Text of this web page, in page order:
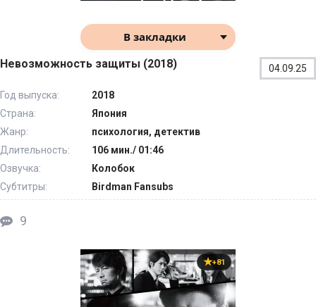
В закладки
Невозможность защиты (2018) 04.09.25
Год выпуска:
2018
Страна:
Япония
Жанр:
психология, детектив
Длительность:
106 мин./ 01:46
Озвучка:
Колобок
Субтитры:
Birdman Fansubs
9
+81